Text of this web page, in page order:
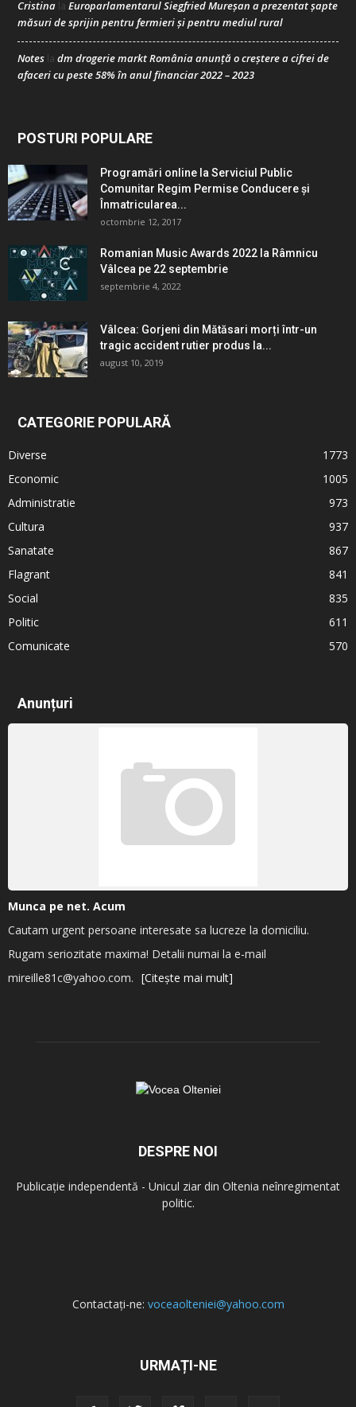
Cristina la Europarlamentarul Siegfried Mureșan a prezentat șapte
măsuri de sprijin pentru fermieri și pentru mediul rural
Notes la dm drogerie markt România anunță o creștere a cifrei de
afaceri cu peste 58% în anul financiar 2022 – 2023
POSTURI POPULARE
Programări online la Serviciul Public
Comunitar Regim Permise Conducere şi
Înmatricularea...
octombrie 12, 2017
Romanian Music Awards 2022 la Râmnicu
Vâlcea pe 22 septembrie
septembrie 4, 2022
Vâlcea: Gorjeni din Mătăsari morți într-un
tragic accident rutier produs la...
august 10, 2019
CATEGORIE POPULARĂ
Diverse
1773
Economic
1005
Administratie
973
Cultura
937
Sanatate
867
Flagrant
841
Social
835
Politic
611
Comunicate
570
Anunțuri
Munca pe net. Acum
Cautam urgent persoane interesate sa lucreze la domiciliu.
Rugam seriozitate maxima! Detalii numai la e-mail
mireille81c@yahoo.com. [Citește mai mult]
DESPRE NOI
Publicație independentă - Unicul ziar din Oltenia neînregimentat
politic.
Contactați-ne: voceaolteniei@yahoo.com
URMAȚI-NE